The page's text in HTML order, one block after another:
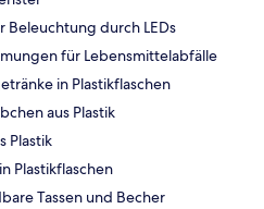
Beleuchtung durch LEDs
für Lebensmittelabfälle
in Plastikflaschen
aus Plastik
Plastik
Plastikflaschen
Tassen und Becher